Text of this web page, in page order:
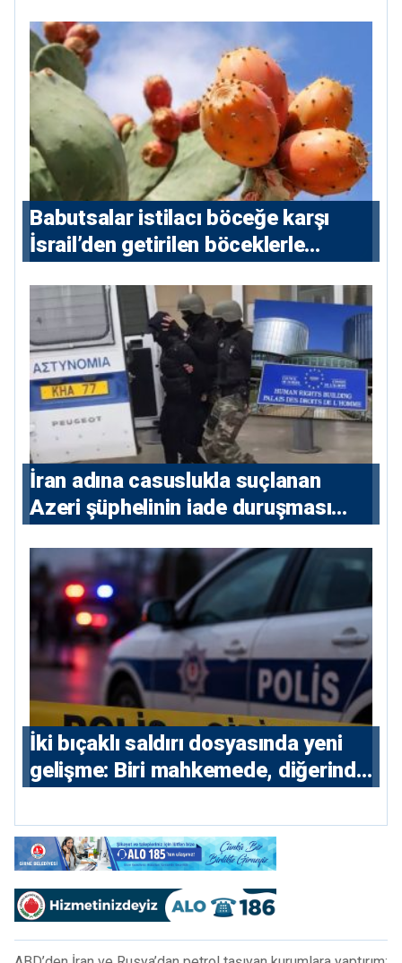
Babutsalar istilacı böceğe karşı
İsrail’den getirilen böceklerle
İran adına casuslukla suçlanan
Azeri şüphelinin iade duruşması
İki bıçaklı saldırı dosyasında yeni
gelişme: Biri mahkemede, diğerinde